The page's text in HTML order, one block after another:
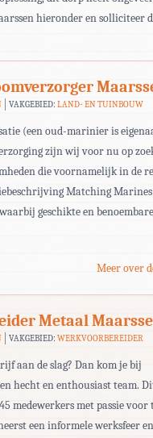
hieronder en solliciteer
VAKGEBIED:LAND- EN TUINBOUW
(een oud-marinier is
zijn wij voor nu op
die voornamelijk in de
Matching
geschikte en
Meer over
Metaal
VAKGEBIED:WERKVOORBEREIDER
aan de slag? Dan kom je bij
hecht en enthousiast team.
medewerkers met passie voor
een informele werksfeer